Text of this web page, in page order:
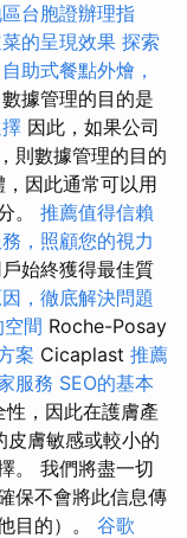
台胞證辦理指
的呈現效果 探索
自助式餐點外燴，
據管理的目的是
因此，如果公司
則數據管理的目的
因此通常可以用
。 推薦值得信賴
，照顧您的視力
始終獲得最佳質
，徹底解決問題
間 Roche-Posay
案 Cicaplast 推薦
服務 SEO的基本
，因此在護膚產
皮膚敏感或較小的
。 我們將盡一切
保不會將此信息傳
目的）。 谷歌